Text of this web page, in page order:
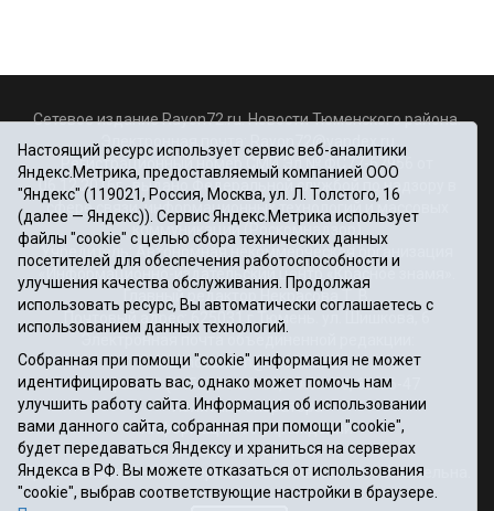
Сетевое издание Rayon72.ru. Новости Тюменского района.
Rayon72@yandex.ru
Регистрационный номер СМИ Эл № ФС77-67956 от
06.12.2016г., выдано Федеральной службой по надзору в
сфере связи, информационных технологий и массовых
коммуникаций (Роскомнадзор)
Учредитель: Автономная некоммерческая организация
«Информационно-издательский центр «Красное знамя».
Главный редактор Некрасова Т. В.
Почтовый адрес: 625031 г.Тюмень. ул. Шишкова, 6
Электронная почта объединенной редакции:
krasnoeznam@rambler.ru
Телефоны 8 (3452) 34-80-60, 69-56-73, 69-56-47
Политика оператора
Информация об учреждении
Публичная оферта
При использовании материалов ссылка на сайт обязательна.
12+
Настоящий ресурс использует сервис веб-аналитики
Яндекс.Метрика, предоставляемый компанией ООО
"Яндекс" (119021, Россия, Москва, ул. Л. Толстого, 16
(далее — Яндекс)). Сервис Яндекс.Метрика использует
файлы "cookie" с целью сбора технических данных
посетителей для обеспечения работоспособности и
улучшения качества обслуживания. Продолжая
использовать ресурс, Вы автоматически соглашаетесь с
использованием данных технологий.
Собранная при помощи "cookie" информация не может
идентифицировать вас, однако может помочь нам
улучшить работу сайта. Информация об использовании
вами данного сайта, собранная при помощи "cookie",
будет передаваться Яндексу и храниться на серверах
Яндекса в РФ. Вы можете отказаться от использования
"cookie", выбрав соответствующие настройки в браузере.